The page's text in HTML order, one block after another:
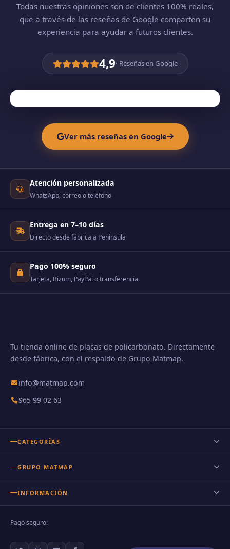
Todas nuestras opiniones son de clientes 100% reales,
que a través de las reseñas de Google comparten su
experiencia para ayudar a futuros clientes.
4,9· Reseñas en Google
Ver más reseñas en Google
Atención personalizada
WhatsApp, correo o teléfono
Entrega en 7–10 días
Directo desde fábrica a Península
Pago 100% seguro
Tarjeta, Bizum, PayPal o transferencia
Tu tienda online de placas de policarbonato. Directamente
desde fábrica, con el respaldo de Grupo Matmap.
info@matmap.com
965 99 02 63
CATEGORÍAS
Policarbonato celular
Policarbonato compacto
GRUPO MATMAP
INFORMACIÓN
Pago seguro: